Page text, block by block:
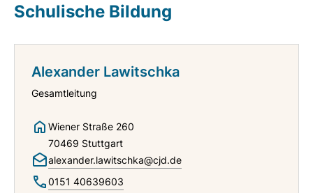
Schulische Bildung
Alexander Lawitschka
Gesamtleitung
Wiener Straße 260
70469 Stuttgart
alexander.lawitschka@cjd.de
0151 40639603